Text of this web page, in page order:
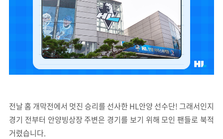
전날 홈 개막전에서 멋진 승리를 선사한 HL안양 선수단! 그래서인지
경기 전부터 안양빙상장 주변은 경기를 보기 위해 모인 팬들로 북적
거렸습니다.